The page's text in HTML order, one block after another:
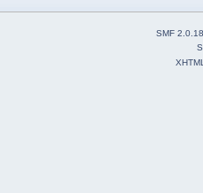
SMF 2.0.18